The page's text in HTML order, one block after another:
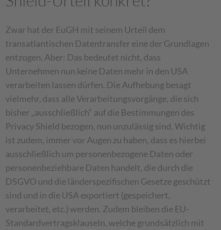
Zwar hat der EuGH mit seinem Urteil dem
transatlantischen Datentransfer eine der Grundlagen
entzogen. Aber: Das bedeutet nicht, dass
Unternehmen nun keine Daten mehr in den USA
verarbeiten lassen dürfen. Die Aufhebung besagt
vielmehr, dass alle Verarbeitungsvorgänge, die sich
bisher „ausschließlich“ auf die Bestimmungen des
Privacy Shield bezogen, nun unzulässig sind. Wichtig
ist zudem, immer vor Augen zu haben, dass es hierbei
ausschließlich um personenbezogene Daten oder
personenbeziehbare Daten handelt, die durch die
DSGVO und die länderspezifischen Gesetze geschützt
sind und in die USA exportiert (gespeichert,
verarbeitet, etc.) werden. Zudem bleiben die EU-
Standardvertragsklauseln, welche grundsätzlich mit